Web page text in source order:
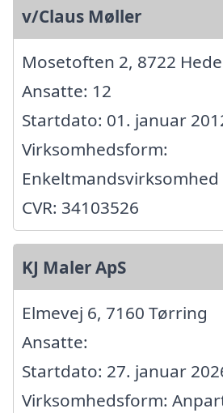
v/Claus Møller
Mosetoften 2, 8722
Ansatte: 12
Startdato: 01. januar
Virksomhedsform:
Enkeltmandsvirksomhed
CVR: 34103526
KJ Maler ApS
Elmevej 6, 7160 Tørring
Ansatte:
Startdato: 27. januar
Virksomhedsform: